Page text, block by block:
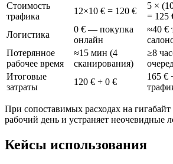
Стоимость
трафика
12×10 € = 120 €
5 ×
= 125
Логистика
0 € — покупка
онлайн
≈40 €
Потерянное
рабочее время
≈15 мин (4
сканирования)
≥8
Итоговые
затраты
120 € + 0 €
165 €
При сопоставимых расходах на
рабочий день и устраняет неочевидные
Кейсы использования